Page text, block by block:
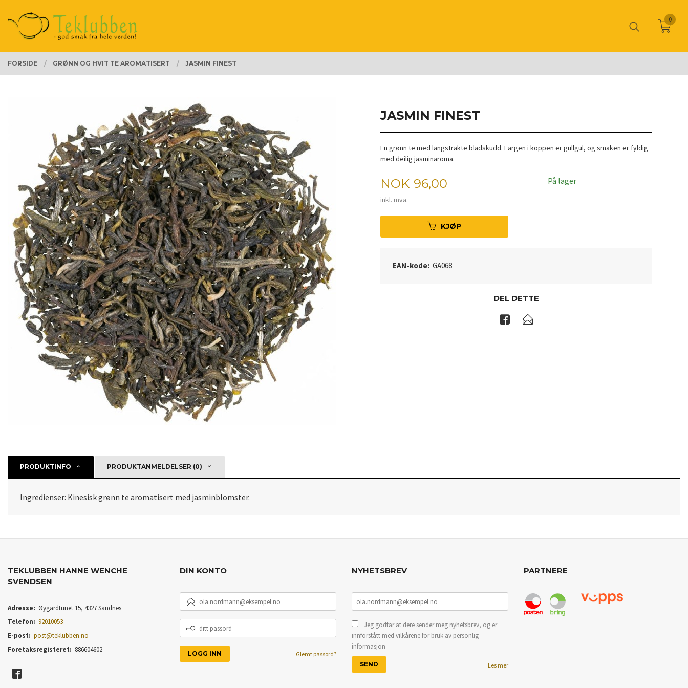
innholdet
PRODUKTER 0
FORSIDE GRØNN OG HVIT TE AROMATISERT JASMIN FINEST
JASMIN FINEST
En grønn te med langstrakte bladskudd. Fargen i koppen er gullgul, og smaken er fyldig
med deilig jasminaroma.
Pris
NOK 96,00
inkl. mva.
På lager
KJØP
EAN-kode: GA068
DEL DETTE
PRODUKTINFO PRODUKTANMELDELSER (0)
Ingredienser: Kinesisk grønn te aromatisert med jasminblomster.
TEKLUBBEN HANNE WENCHE
SVENDSEN
Adresse: Øygardtunet 15, 4327 Sandnes
Telefon: 92010053
E-post: post@teklubben.no
Foretaksregisteret: 886604602
DIN KONTO
POSTADRESSE
PASSORD
Glemt passord?
NYHETSBREV
Jeg godtar at dere sender meg nyhetsbrev, og er
innforstått med vilkårene for bruk av personlig
informasjon
Les mer
PARTNERE